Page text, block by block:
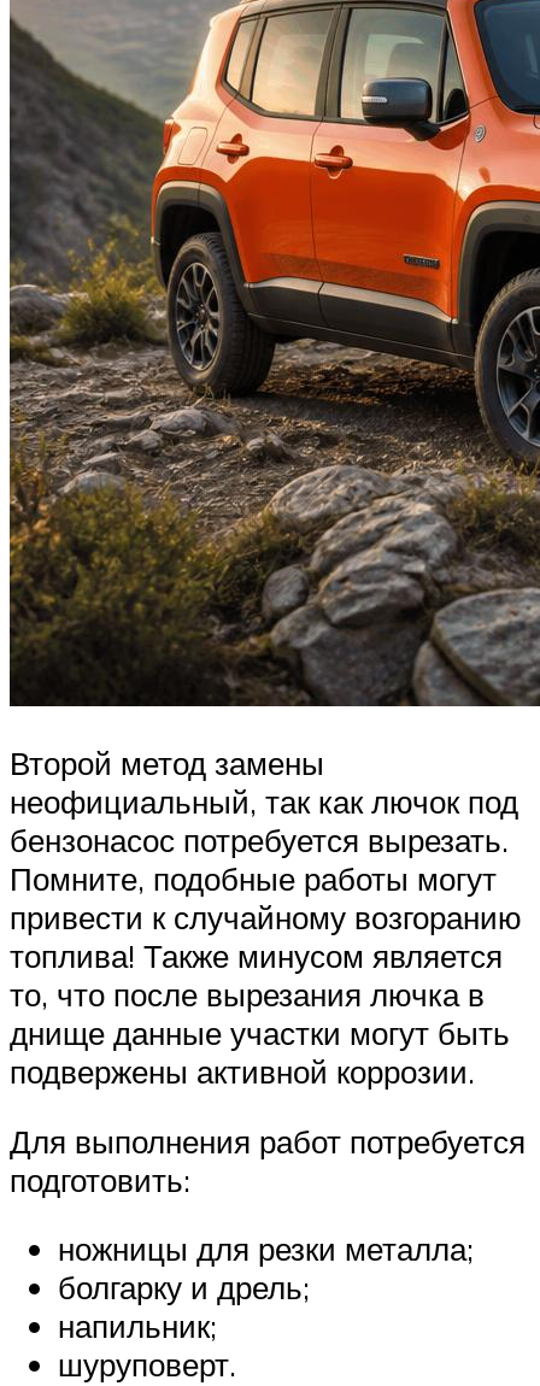
Второй метод замены
неофициальный, так как лючок под
бензонасос потребуется вырезать.
Помните, подобные работы могут
привести к случайному возгоранию
топлива! Также минусом является
то, что после вырезания лючка в
днище данные участки могут быть
подвержены активной коррозии.
Для выполнения работ потребуется
подготовить:
ножницы для резки металла;
болгарку и дрель;
напильник;
шуруповерт.